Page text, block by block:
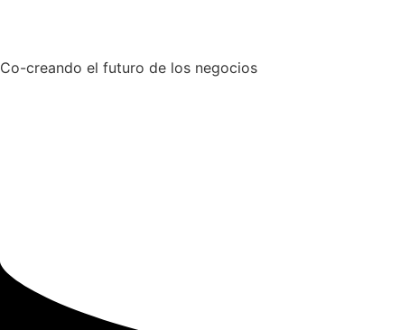
Co-creando el futuro de los negocios